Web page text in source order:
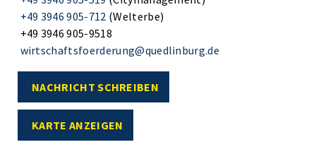
+49 3946 905-712 (Welterbe)
+49 3946 905-9518
wirtschaftsfoerderung@quedlinburg.de
NACHRICHT SCHREIBEN
KARTE ANZEIGEN